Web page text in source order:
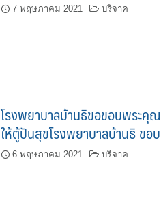
7 พฤษภาคม 2021 บริจาค
โรงพยาบาลบ้านธิขอขอบพระคุ
ให้ตู้ปันสุขโรงพยาบาลบ้านธิ ขอ
6 พฤษภาคม 2021 บริจาค